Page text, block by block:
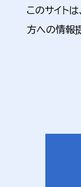
このサイト
方への情報